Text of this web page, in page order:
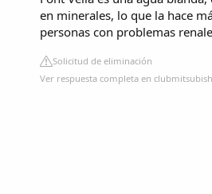
en minerales, lo que la hace
personas con problemas
Solicitud de eliminación
Ver respuesta completa en